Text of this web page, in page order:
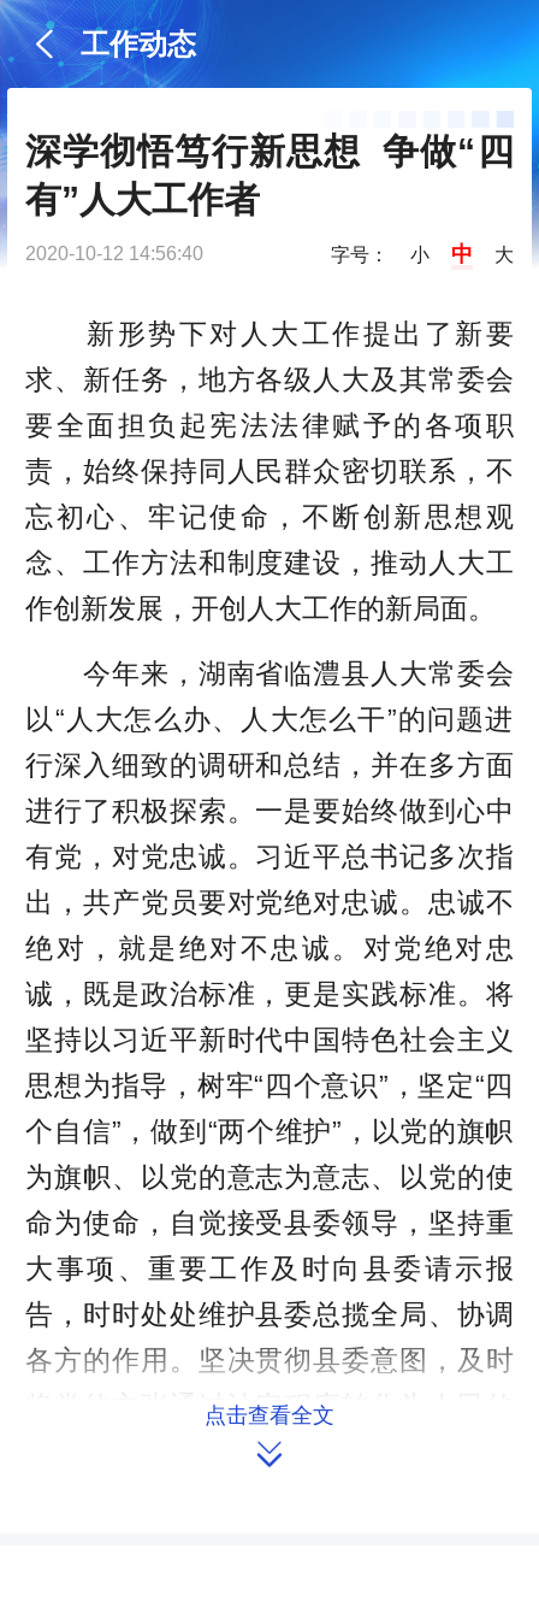
工作动态
深学彻悟笃行新思想  争做“四
有”人大工作者
2020-10-12 14:56:40 字号： 小 中 大
新形势下对人大工作提出了新要
求、新任务，地方各级人大及其常委会
要全面担负起宪法法律赋予的各项职
责，始终保持同人民群众密切联系，不
忘初心、牢记使命，不断创新思想观
念、工作方法和制度建设，推动人大工
作创新发展，开创人大工作的新局面。
今年来，湖南省临澧县人大常委会
以“人大怎么办、人大怎么干”的问题进
行深入细致的调研和总结，并在多方面
进行了积极探索。一是要始终做到心中
有党，对党忠诚。习近平总书记多次指
出，共产党员要对党绝对忠诚。忠诚不
绝对，就是绝对不忠诚。对党绝对忠
诚，既是政治标准，更是实践标准。将
坚持以习近平新时代中国特色社会主义
思想为指导，树牢“四个意识”，坚定“四
个自信”，做到“两个维护”，以党的旗帜
为旗帜、以党的意志为意志、以党的使
命为使命，自觉接受县委领导，坚持重
大事项、重要工作及时向县委请示报
告，时时处处维护县委总揽全局、协调
各方的作用。坚决贯彻县委意图，及时
将党的主张通过法定程序转化为人民的
共同意志和自觉行动。始终做到县委有
点击查看全文
